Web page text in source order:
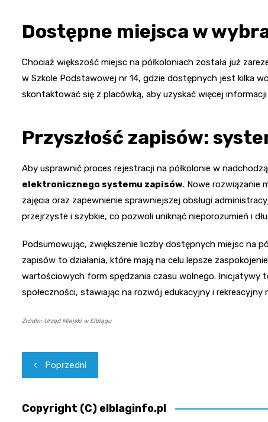
Dostępne miejsca w
Chociaż większość miejsc na półkoloniach została już
w Szkole Podstawowej nr 14, gdzie dostępnych jest kilka
skontaktować się z placówką, aby uzyskać więcej
Przyszłość zapisów:
Aby usprawnić proces rejestracji na półkolonie w
elektronicznego systemu zapisów. Nowe rozwiązanie
zajęcia oraz zapewnienie sprawniejszej obsługi
przejrzyste i szybkie, co pozwoli uniknąć nieporozumień i
Podsumowując, zwiększenie liczby dostępnych miejsc na
zapisów to działania, które mają na celu lepsze
wartościowych form spędzania czasu wolnego. Inicjatywy
społeczności, stawiając na rozwój edukacyjny i rekreacyjny
Źródło: Urząd Miejski w Elblągu
Nawigacja
wpisu
Poprzedni
Copyright (C) elblaginfo.pl